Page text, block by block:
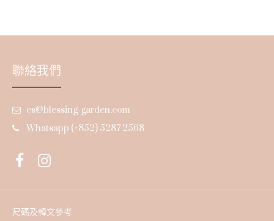
聯絡我們
cs@blessing-garden.com
Whatsapp (+852) 5287 2568
尺碼及韓文參考